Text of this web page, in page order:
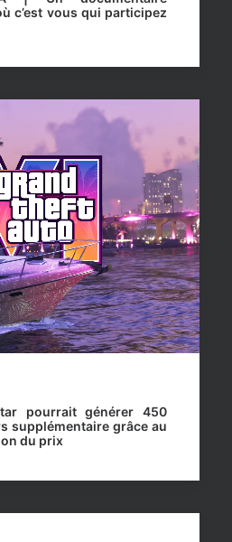
c’est vous qui participez
pourrait générer 450
supplémentaire grâce au
du prix